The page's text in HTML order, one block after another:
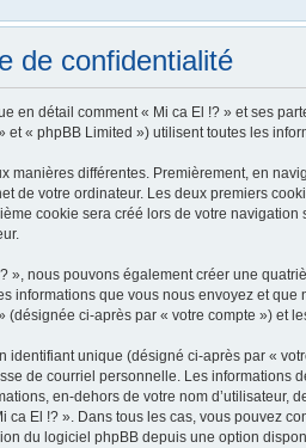
de confidentialité
en détail comment « Mi ca El !? » et ses
« phpBB Limited ») utilisent toutes les
manières différentes. Premièrement, en
de votre ordinateur. Les deux premiers
cookie sera créé lors de votre
», nous pouvons également créer une
informations que vous nous envoyez et
(désignée ci-après par « votre compte »)
identifiant unique (désigné ci-après par «
de courriel personnelle. Les
en-dehors de votre nom
ca El !? ». Dans tous les cas, vous pouvez
du logiciel phpBB depuis une option